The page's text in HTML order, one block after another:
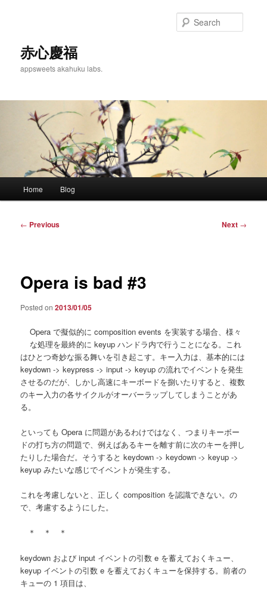
赤心慶福
appsweets akahuku labs.
Home Blog
Post
← Previous Next →
Opera is bad #3
Posted on2013/01/05
Opera で擬似的に composition events を実装する場合、様々
な処理を最終的に keyup ハンドラ内で行うことになる。これ
はひとつ奇妙な振る舞いを引き起こす。キー入力は、基本的には
keydown -> keypress -> input -> keyup の流れでイベントを発生
させるのだが、しかし高速にキーボードを捌いたりすると、複数
のキー入力の各サイクルがオーバーラップしてしまうことがあ
る。
といっても Opera に問題があるわけではなく、つまりキーボー
ドの打ち方の問題で、例えばあるキーを離す前に次のキーを押し
たりした場合だ。そうすると keydown -> keydown -> keyup ->
keyup みたいな感じでイベントが発生する。
これを考慮しないと、正しく composition を認識できない。の
で、考慮するようにした。
＊ ＊ ＊
keydown および input イベントの引数 e を蓄えておくキュー、
keyup イベントの引数 e を蓄えておくキューを保持する。前者の
キューの 1 項目は、